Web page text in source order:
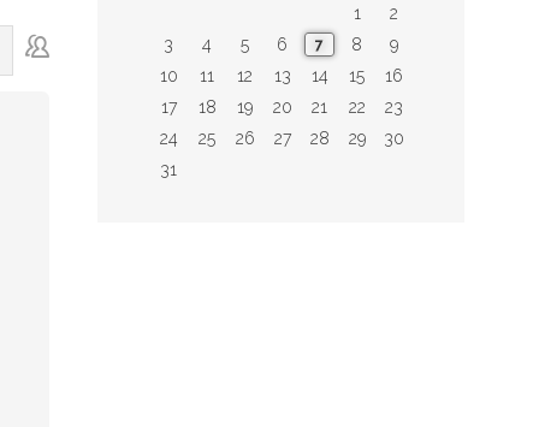
1
2
3
4 5 6 7 8
9
10
11 12 13 14 15
16
17
18 19 20 21 22
23
24
25 26 27 28 29
30
31